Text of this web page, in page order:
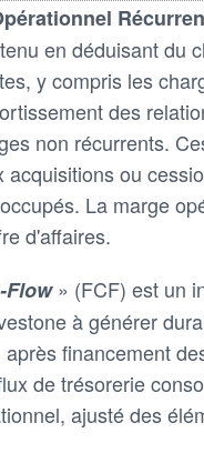
en déduisant du
y compris les
des
non récurrents.
acquisitions ou
La marge
d'affaires.
Flow» (FCF) est un
à générer
financement
de trésorerie
ajusté des